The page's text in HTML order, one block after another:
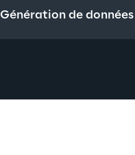
Génération de